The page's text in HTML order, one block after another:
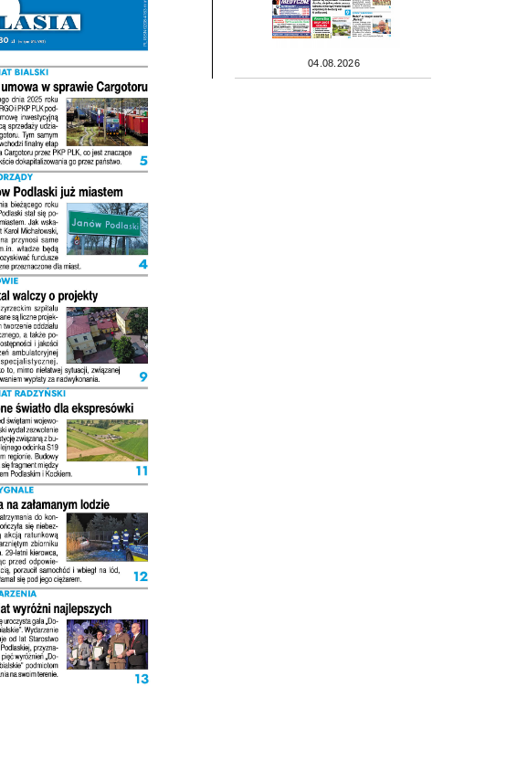
04.08.2026